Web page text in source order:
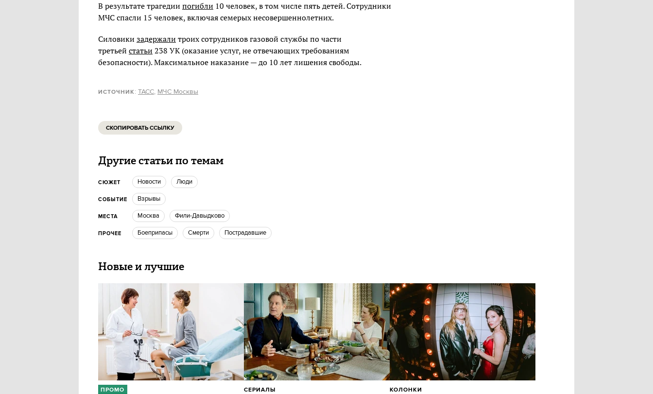
В результате трагедии погибли 10 человек, в том числе пять детей. Сотрудники
МЧС спасли 15 человек, включая семерых несовершеннолетних.
Силовики задержали троих сотрудников газовой службы по части
третьей статьи 238 УК (оказание услуг, не отвечающих требованиям
безопасности). Максимальное наказание — до 10 лет лишения свободы.
ИСТОЧНИК: ТАСС, МЧС Москвы
СКОПИРОВАТЬ ССЫЛКУ
Другие статьи по темам
СЮЖЕТ новости люди
СОБЫТИЕ взрывы
МЕСТА Москва Фили-Давыдково
ПРОЧЕЕ боеприпасы смерти пострадавшие
Новые и лучшие
ПРОМО СЕРИАЛЫ КОЛОНКИ